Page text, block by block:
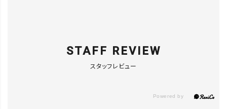
▲ 残りわずか
カートに入れる
STAFF REVIEW
スタッフレビュー